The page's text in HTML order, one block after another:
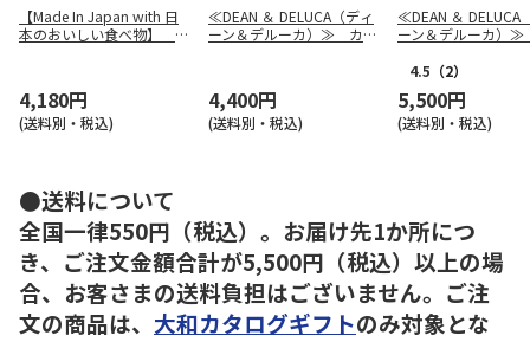
【Made In Japan with 日
本のおいしい食べ物】 カ
4,180円
(送料別・税込)
≪DEAN ＆ DELUCA（ディ
ーン＆デルーカ）≫ カタ
4,400円
(送料別・税込)
≪DEAN ＆ DELUCA
ーン＆デルーカ）
プ) IVORY（アイ
4.5 （2）
5,500円
(送料別・税込)
●送料について
全国一律550円（税込）。お届け先1か所につ
き、ご注文金額合計が5,500円（税込）以上の場
合、お客さまの送料負担はございません。ご注
文の商品は、 大和カタログギフトのみ対象とな